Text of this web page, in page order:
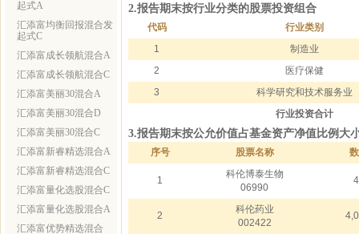
起式A
汇添富均衡回报混合发
起式C
汇添富成长领航混合A
汇添富成长领航混合C
汇添富美丽30混合A
汇添富美丽30混合D
汇添富美丽30混合C
汇添富新睿精选混合A
汇添富新睿精选混合C
汇添富量化选股混合C
汇添富量化选股混合A
汇添富优势精选混合
2.报告期末按行业分类的股票投资组合
代码 行业类别
1 制造业
2 医疗保健
3 科学研究和技术服务业
行业投资合计
3.报告期末按公允价值占基金资产净值比例大
序号 股票名称
1
科伦博泰生物
06990
2
科伦药业
002422